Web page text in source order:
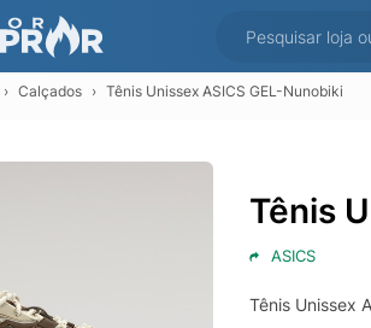
Calçados Tênis Unissex ASICS GEL-Nunobiki
Tênis
ASICS
Tênis Unissex